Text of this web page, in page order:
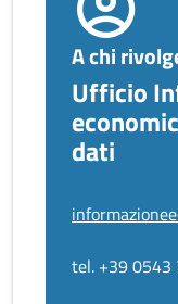
A chi
Ufficio
dati
tel. +39 0543